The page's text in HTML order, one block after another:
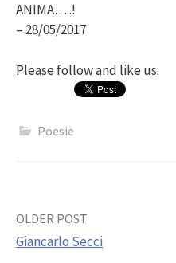
ANIMA…..!
– 28/05/2017
Please follow and like us:
Poesie
Post
OLDER POST
Giancarlo Secci